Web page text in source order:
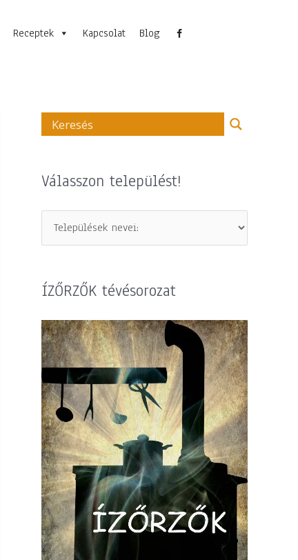
Receptek Kapcsolat Blog
Válasszon települést!
ÍZŐRZŐK tévésorozat